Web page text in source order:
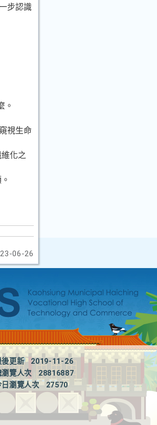
步認識
。
視生命
化之
06-26
後更新
2019-11-26
瀏覽人次
28816887
日瀏覽人次
27570